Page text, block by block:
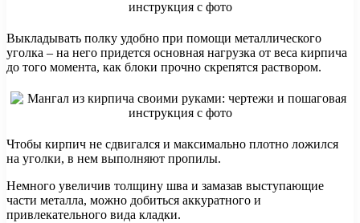
Выкладывать полку удобно при помощи металлического
уголка – на него придется основная нагрузка от веса кирпича
до того момента, как блоки прочно скрепятся раствором.
Чтобы кирпич не сдвигался и максимально плотно ложился
на уголки, в нем выполняют пропилы.
Немного увеличив толщину шва и замазав выступающие
части металла, можно добиться аккуратного и
привлекательного вида кладки.